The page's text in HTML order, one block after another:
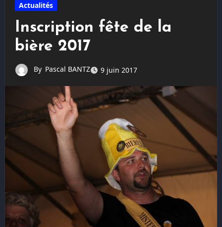
Actualités
Inscription fête de la
bière 2017
By Pascal BANTZ 9 juin 2017